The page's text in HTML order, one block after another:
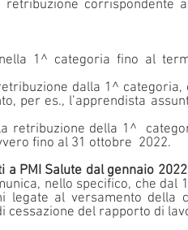
per es., l’apprendista
fino al 31 ottobre  2022.
a PMI Salute dal gennaio
nello specifico, che dal
legate al versamento della
cessazione del rapporto di